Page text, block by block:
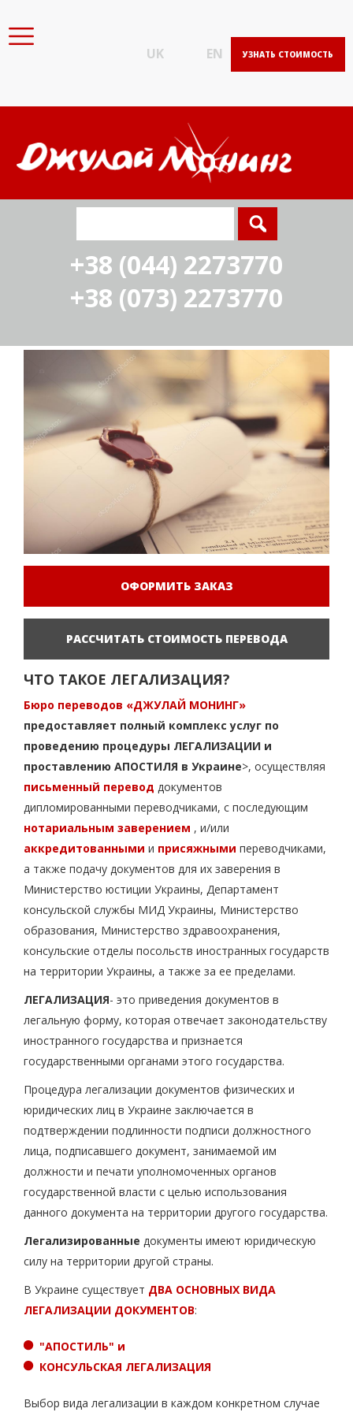
UK EN УЗНАТЬ СТОИМОСТЬ
+38 (044) 2273770
+38 (073) 2273770
ОФОРМИТЬ ЗАКАЗ
РАССЧИТАТЬ СТОИМОСТЬ ПЕРЕВОДА
ЧТО ТАКОЕ ЛЕГАЛИЗАЦИЯ?
Бюро переводов «ДЖУЛАЙ МОНИНГ»
предоставляет полный комплекс услуг по
проведению процедуры ЛЕГАЛИЗАЦИИ и
проставлению АПОСТИЛЯ в Украине>, осуществляя
письменный перевод документов
дипломированными переводчиками, с последующим
нотариальным заверением , и/или
аккредитованными и присяжными переводчиками,
а также подачу документов для их заверения в
Министерство юстиции Украины, Департамент
консульской службы МИД Украины, Министерство
образования, Министерство здравоохранения,
консульские отделы посольств иностранных государств
на территории Украины, а также за ее пределами.
ЛЕГАЛИЗАЦИЯ- это приведения документов в
легальную форму, которая отвечает законодательству
иностранного государства и признается
государственными органами этого государства.
Процедура легализации документов физических и
юридических лиц в Украине заключается в
подтверждении подлинности подписи должностного
лица, подписавшего документ, занимаемой им
должности и печати уполномоченных органов
государственной власти с целью использования
данного документа на территории другого государства.
Легализированные документы имеют юридическую
силу на территории другой страны.
В Украине существует ДВА ОСНОВНЫХ ВИДА
ЛЕГАЛИЗАЦИИ ДОКУМЕНТОВ:
"АПОСТИЛЬ" и
КОНСУЛЬСКАЯ ЛЕГАЛИЗАЦИЯ
Выбор вида легализации в каждом конкретном случае